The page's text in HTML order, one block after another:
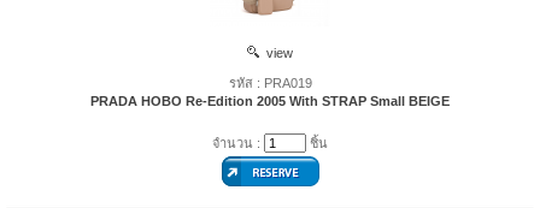
view
รหัส : PRA019
PRADA HOBO Re-Edition 2005 With STRAP Small BEIGE
จำนวน : ชิ้น